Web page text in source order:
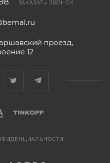
ЗАКАЗАТЬ ЗВОНОК
проезд,
12